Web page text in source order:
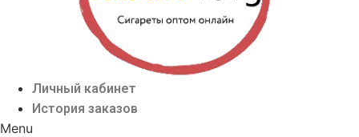
Личный кабинет
История заказов
Menu